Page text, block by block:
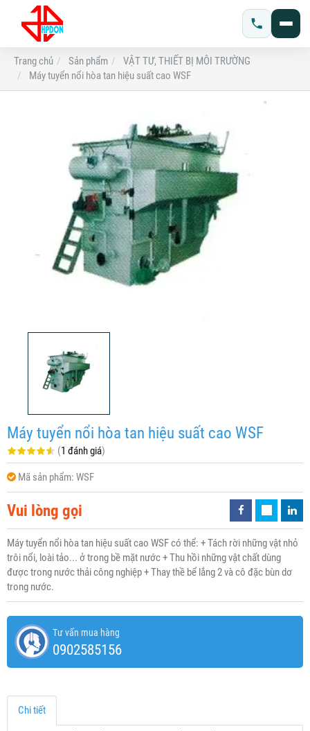
Trang chủ Sản phẩm
VẬT TƯ, THIẾT BỊ MÔI TRƯỜNG
Máy tuyển nổi hòa tan hiệu suất cao WSF
Máy tuyển nổi hòa tan hiệu suất cao WSF
(1 đánh giá)
Mã sản phẩm: WSF
Vui lòng gọi
Máy tuyển nổi hòa tan hiệu suất cao WSF có thể: + Tách rời những vật nhỏ
trôi nổi, loài tảo... ở trong bề mặt nước + Thu hồi những vật chất dùng
được trong nước thải công nghiệp + Thay thề bể lắng 2 và cô đặc bùn dơ
trong nước.
Tư vấn mua hàng
0902585156
Chi tiết